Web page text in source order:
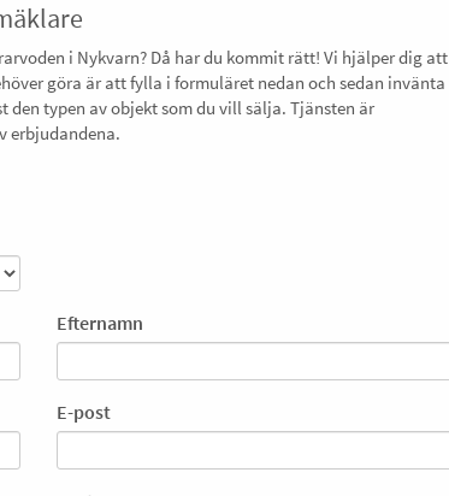
i Nykvarn? Då har du kommit rätt! Vi hjälper dig att
göra är att fylla i formuläret nedan och sedan invänta
typen av objekt som du vill sälja. Tjänsten är
erbjudandena.
Efternamn
E-post